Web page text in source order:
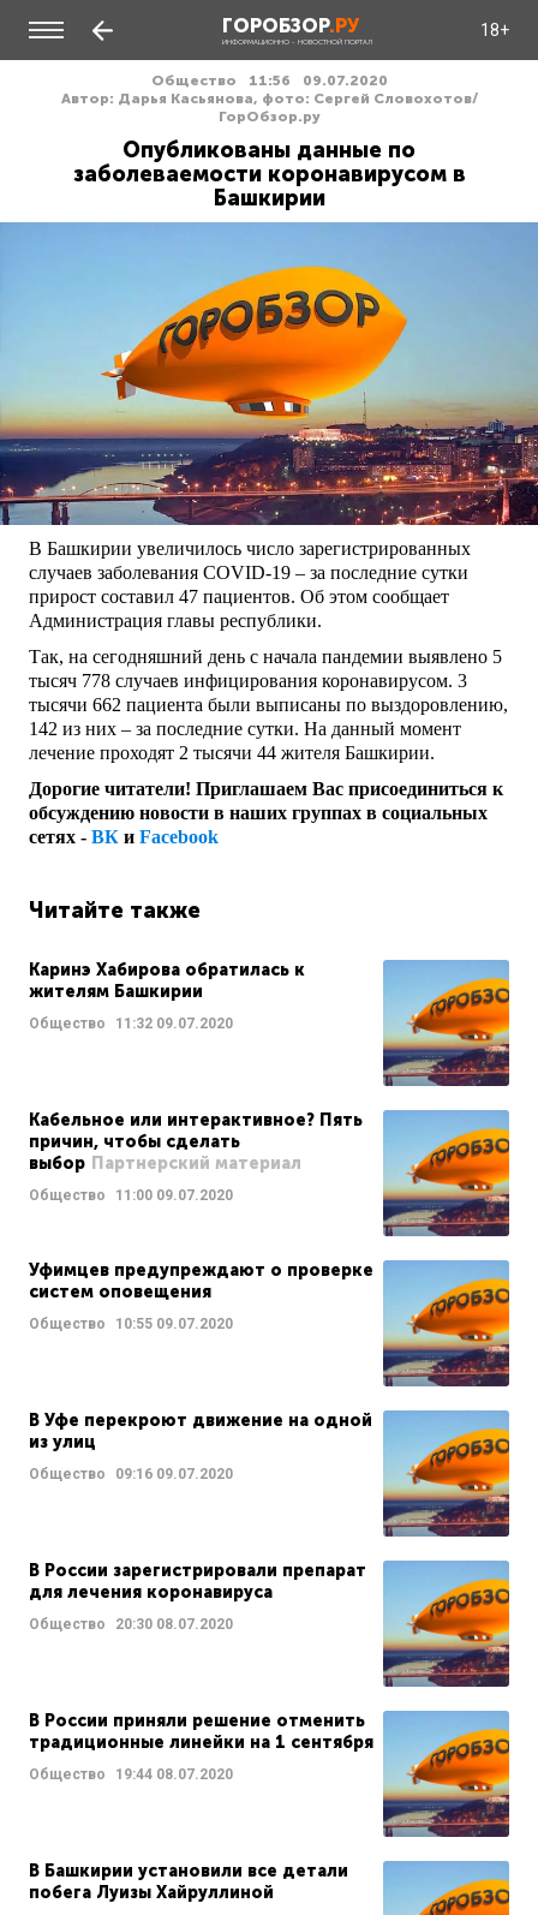
ГОРОБЗОР.РУ
ИНФОРМАЦИОННО - НОВОСТНОЙ ПОРТАЛ
18+
Общество 11:56
09.07.2020
Автор: Дарья Касьянова, фото: Сергей Словохотов/
ГорОбзор.ру
Опубликованы данные по
заболеваемости коронавирусом в
Башкирии
В Башкирии увеличилось число зарегистрированных
случаев заболевания COVID-19 – за последние сутки
прирост составил 47 пациентов. Об этом сообщает
Администрация главы республики.
Так, на сегодняшний день с начала пандемии выявлено 5
тысяч 778 случаев инфицирования коронавирусом. 3
тысячи 662 пациента были выписаны по выздоровлению,
142 из них – за последние сутки. На данный момент
лечение проходят 2 тысячи 44 жителя Башкирии.
Дорогие читатели! Приглашаем Вас присоединиться к
обсуждению новости в наших группах в социальных
сетях - ВК и Facebook
Читайте также
Каринэ Хабирова обратилась к
жителям Башкирии
Общество 11:32 09.07.2020
Кабельное или интерактивное? Пять
причин, чтобы сделать
выбор Партнерский материал
Общество 11:00 09.07.2020
Уфимцев предупреждают о проверке
систем оповещения
Общество 10:55 09.07.2020
В Уфе перекроют движение на одной
из улиц
Общество 09:16 09.07.2020
В России зарегистрировали препарат
для лечения коронавируса
Общество 20:30 08.07.2020
В России приняли решение отменить
традиционные линейки на 1 сентября
Общество 19:44 08.07.2020
В Башкирии установили все детали
побега Луизы Хайруллиной